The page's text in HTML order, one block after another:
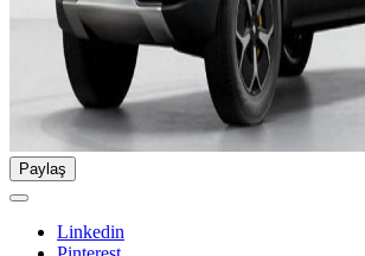
Paylaş
Linkedin